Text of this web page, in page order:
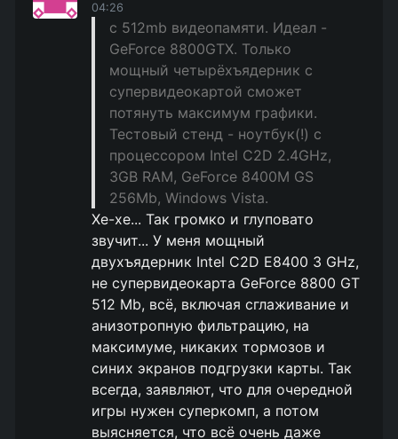
04:26
с 512mb видеопамяти. Идеал -
GeForce 8800GTX. Только
мощный четырёхъядерник с
супервидеокартой сможет
потянуть максимум графики.
Тестовый стенд - ноутбук(!) с
процессором Intel C2D 2.4GHz,
3GB RAM, GeForce 8400M GS
256Mb, Windows Vista.
Хе-хе... Так громко и глуповато
звучит... У меня мощный
двухъядерник Intel C2D E8400 3 GHz,
не супервидеокарта GeForce 8800 GT
512 Mb, всё, включая сглаживание и
анизотропную фильтрацию, на
максимуме, никаких тормозов и
синих экранов подгрузки карты. Так
всегда, заявляют, что для очередной
игры нужен суперкомп, а потом
выясняется, что всё очень даже